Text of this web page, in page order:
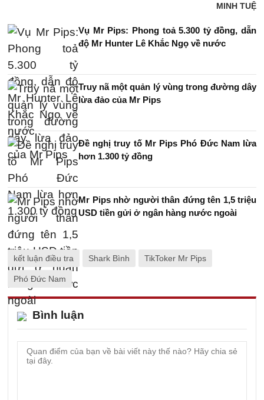
MINH TUỆ
Vụ Mr Pips: Phong toả 5.300 tỷ đồng, dẫn
độ Mr Hunter Lê Khắc Ngọ về nước
Truy nã một quản lý vùng trong đường dây
lừa đảo của Mr Pips
Đề nghị truy tố Mr Pips Phó Đức Nam lừa
hơn 1.300 tỷ đồng
Mr Pips nhờ người thân đứng tên 1,5 triệu
USD tiền gửi ở ngân hàng nước ngoài
kết luận điều tra Shark Bình TikToker Mr Pips
Phó Đức Nam
Bình luận